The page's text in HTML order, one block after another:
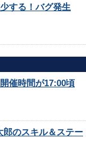
する！バグ発生
催時間が17:00頃
郎のスキル＆ステー